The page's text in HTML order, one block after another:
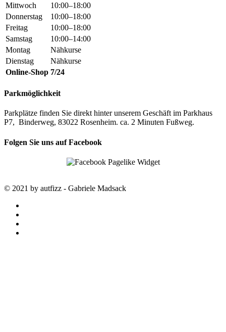
Mittwoch
10:00–18:00
Donnerstag
10:00–18:00
Freitag
10:00–18:00
Samstag
10:00–14:00
Montag
Nähkurse
Dienstag
Nähkurse
Online-Shop 7/24
Parkmöglichkeit
Parkplätze finden Sie direkt hinter unserem Geschäft im Parkhaus
P7, Binderweg, 83022 Rosenheim. ca. 2 Minuten Fußweg.
Folgen Sie uns auf Facebook
© 2021 by autfizz - Gabriele Madsack